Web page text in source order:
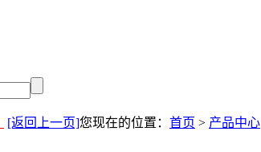
[返回上一页]您现在的位置： 首页 > 产品中心